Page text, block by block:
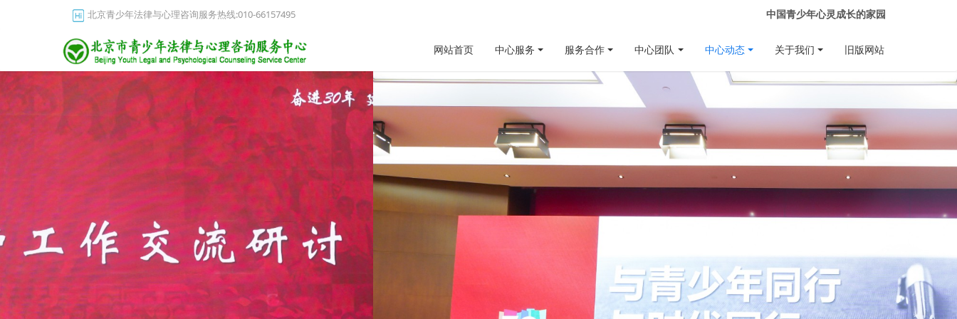
北京青少年法律与心理咨询服务热线:010-66157495 中国青少年心灵成长的家园
网站首页 中心服务 服务合作 中心团队 中心动态 关于我们 旧版网站